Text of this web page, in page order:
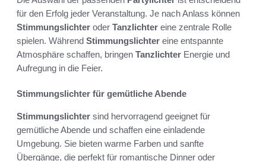
für den Erfolg jeder Veranstaltung. Je nach Anlass können
Stimmungslichter oder Tanzlichter eine zentrale Rolle
spielen. Während Stimmungslichter eine entspannte
Atmosphäre schaffen, bringen Tanzlichter Energie und
Aufregung in die Feier.
Stimmungslichter für gemütliche Abende
Stimmungslichter sind hervorragend geeignet für
gemütliche Abende und schaffen eine einladende
Umgebung. Sie bieten warme Farben und sanfte
Übergänge, die perfekt für romantische Dinner oder